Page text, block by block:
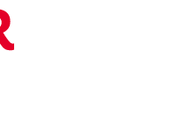
OFERTE DE NERATAT